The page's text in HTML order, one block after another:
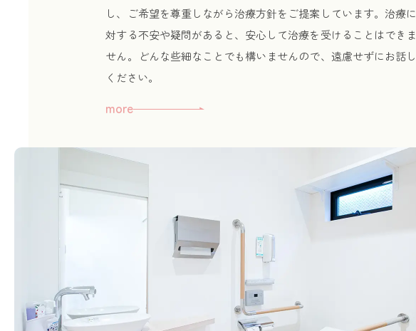
し、ご希望を尊重しながら治療方針をご提案しています。治療に
対する不安や疑問があると、安心して治療を受けることはできま
せん。どんな些細なことでも構いませんので、遠慮せずにお話し
ください。
more